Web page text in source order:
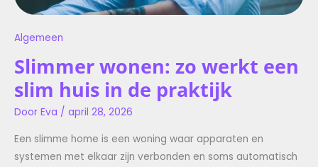
Algemeen
Slimmer wonen: zo werkt een
slim huis in de praktijk
Door Eva / april 28, 2026
Een slimme home is een woning waar apparaten en
systemen met elkaar zijn verbonden en soms automatisch